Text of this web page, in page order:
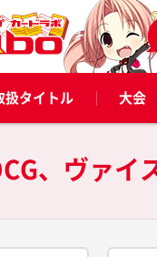
扱タイトル 大会